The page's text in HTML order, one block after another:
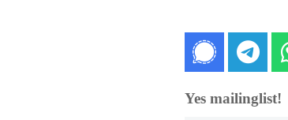
Signal
Yes mailinglist!